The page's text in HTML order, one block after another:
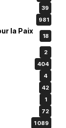
39
981
la Paix
18
2
404
4
42
1
72
1 089